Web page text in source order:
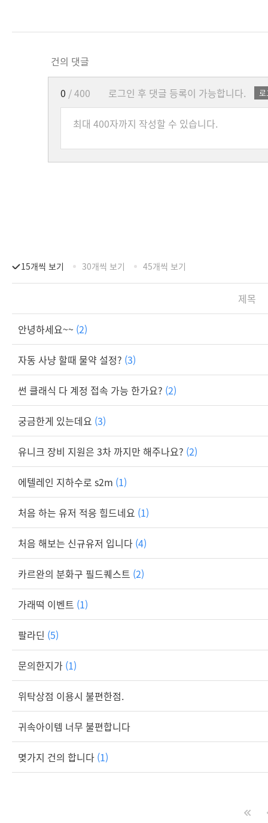
건의 댓글
로그인 후 댓글 등록이 가능합니다.
0 / 400
15개씩 보기 30개씩 보기 45개씩 보기
제목
안녕하세요~~ (2)
자동 사냥 할때 물약 설정? (3)
썬 클래식 다 계정 접속 가능 한가요? (2)
궁금한게 있는데요 (3)
유니크 장비 지원은 3차 까지만 해주나요? (2)
에텔레인 지하수로 s2m (1)
처음 하는 유저 적응 힘드네요 (1)
처음 해보는 신규유저 입니다 (4)
카르완의 분화구 필드퀘스트 (2)
가래떡 이벤트 (1)
팔라딘 (5)
문의한지가 (1)
위탁상점 이용시 불편한점.
귀속아이템 너무 불편합니다
몆가지 건의 합니다 (1)